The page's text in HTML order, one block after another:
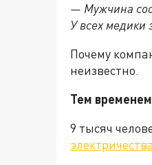
— Мужчина
У всех медики
Почему
неизвестно.
Тем временем
9 тысяч
электричества